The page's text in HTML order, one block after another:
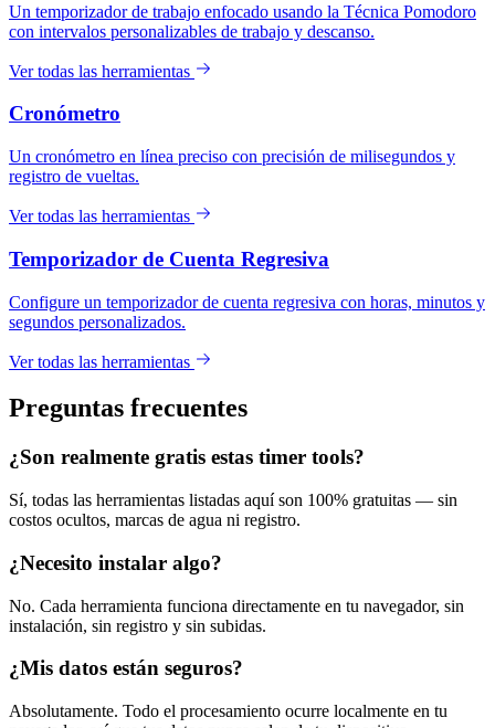
Un temporizador de trabajo enfocado usando la Técnica Pomodoro
con intervalos personalizables de trabajo y descanso.
Ver todas las herramientas
Cronómetro
Un cronómetro en línea preciso con precisión de milisegundos y
registro de vueltas.
Ver todas las herramientas
Temporizador de Cuenta Regresiva
Configure un temporizador de cuenta regresiva con horas, minutos y
segundos personalizados.
Ver todas las herramientas
Preguntas frecuentes
¿Son realmente gratis estas timer tools?
Sí, todas las herramientas listadas aquí son 100% gratuitas — sin
costos ocultos, marcas de agua ni registro.
¿Necesito instalar algo?
No. Cada herramienta funciona directamente en tu navegador, sin
instalación, sin registro y sin subidas.
¿Mis datos están seguros?
Absolutamente. Todo el procesamiento ocurre localmente en tu